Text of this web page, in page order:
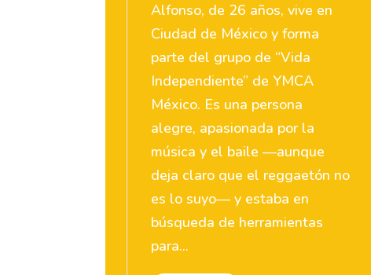
Alfonso, de 26 años, vive en
Ciudad de México y forma
parte del grupo de “Vida
Independiente” de YMCA
México. Es una persona
alegre, apasionada por la
música y el baile —aunque
deja claro que el reggaetón no
es lo suyo— y estaba en
búsqueda de herramientas
para...